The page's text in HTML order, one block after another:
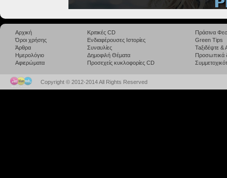
Αρχική
Όροι χρήσης
Άρθρα
Ημερολόγιο
Αφιερώματα
Κριτικές CD
Ενδιαφέρουσες Ιστορίες
Συναυλίες
Δημοφιλή Θέματα
Προσεχείς κυκλοφορίες CD
Πράσινα
Green Tips
Taξιδέψτε
Προσωπικά
Copyright © 2012-2014 All Rights Reserved